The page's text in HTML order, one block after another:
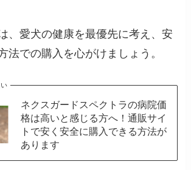
、愛犬の健康を最優先に考え、安
法での購入を心がけましょう。
ネクスガードスペクトラの病院価
格は高いと感じる方へ！通販サイ
トで安く安全に購入できる方法が
あります